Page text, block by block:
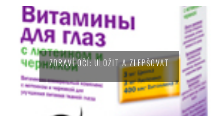
ZDRAVÍ OČÍ: ULOŽIT A ZLEPŠOVAT